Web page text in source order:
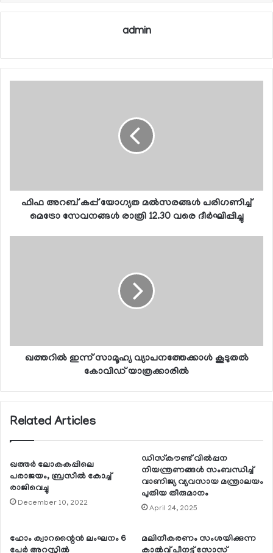
admin
ഫിഫ അറബ് കപ്പ് യോഗ്യത മല്‍സരങ്ങള്‍ പരിഗണിച്ച്
മെട്രോ സേവനങ്ങള്‍ രാത്രി 12.30 വരെ ദീര്‍ഘിപ്പിച്ചു
ഖത്തറില്‍ ഇന്ന് സാമൂഹ്യ വ്യാപനത്തേക്കാള്‍ കൂടുതല്‍
കോവിഡ് യാത്രക്കാരില്‍
Related Articles
ഖത്തര്‍ ലോകകപ്പിലെ
പരാജയം, ബ്രസീല്‍ കോച്ച്
രാജിവെച്ചു
December 10, 2022
ഡിസ്‌കൗണ്ട് വില്‍പ്പന
നിയന്ത്രണങ്ങള്‍ സംബന്ധിച്ച്
വാണിജ്യ വ്യവസായ മന്ത്രാലയം
പുതിയ തീരുമാനം
April 24, 2025
ഹോം ക്വാറന്റൈന്‍ ലംഘനം 6
പേര്‍ അറസ്റ്റില്‍
മലിനീകരണം സംശയിക്കുന്ന
കാല്‍വ് പീനട്ട് സോസ്